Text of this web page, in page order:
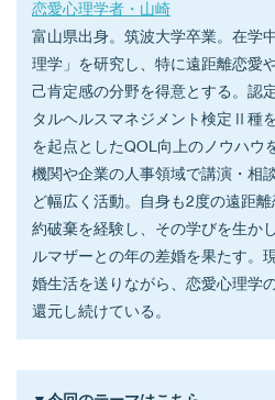
恋愛心理学者・山崎
富山県出身。筑波大学卒業。在学
理学」を研究し、特に遠距離恋愛
己肯定感の分野を得意とする。認
タルヘルスマネジメント検定Ⅱ種
を起点としたQOL向上のノウハウ
機関や企業の人事領域で講演・相
ど幅広く活動。自身も2度の遠距
約破棄を経験し、その学びを生か
ルマザーとの年の差婚を果たす。
婚生活を送りながら、恋愛心理学
還元し続けている。